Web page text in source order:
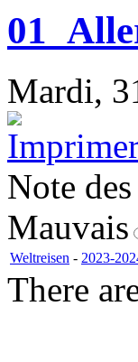
Mardi,
Note
Mauvais
Weltreisen - 2023-
There